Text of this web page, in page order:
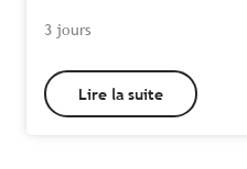
3 jours
Lire la suite